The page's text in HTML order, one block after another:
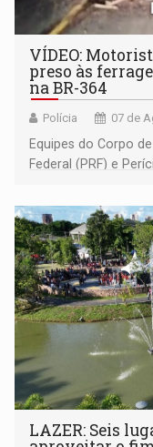
VÍDEO:
preso às
na BR-364
Polícia 07 de
Equipes do Corpo
Federal (PRF) e
LAZER: Seis